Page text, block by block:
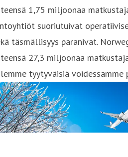
1,75 miljoonaa
suoriutuivat
täsmällisyys paranivat.
27,3 miljoonaa
tyytyväisiä